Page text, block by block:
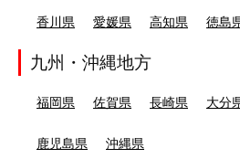
香川県 愛媛県 高知県 徳島
九州・沖縄地方
福岡県 佐賀県 長崎県 大分
鹿児島県 沖縄県